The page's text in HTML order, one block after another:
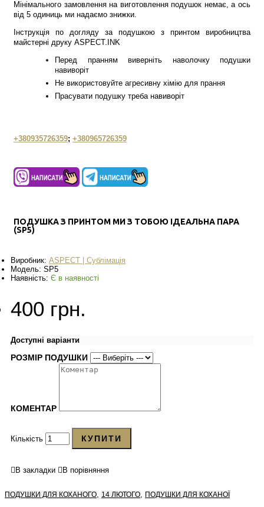
Мінімального замовлення на виготовлення подушок немає, а ось
від 5 одиниць ми надаємо знижки.
Інструкція по догляду за подушкою з принтом виробництва
майстерні друку ASPECT.INK
Перед пранням виверніть наволочку подушки
навиворіт
Не використовуйте агресивну хімію для прання
Прасувати подушку треба навиворіт
+380935726359; +380965726359
ПОДУШКА З ПРИНТОМ МИ З ТОБОЮ ІДЕАЛЬНА ПАРА
(SP5)
Виробник: ASPECT | Сублімація
Модель: SP5
Наявність: Є в наявності
400 грн.
Доступні варіанти
РОЗМІР ПОДУШКИ
КОМЕНТАР
Кількість КУПИТИ
В закладки В порівняння
ПОДУШКИ ДЛЯ КОХАНОГО, 14 ЛЮТОГО, ПОДУШКИ ДЛЯ КОХАНОЇ